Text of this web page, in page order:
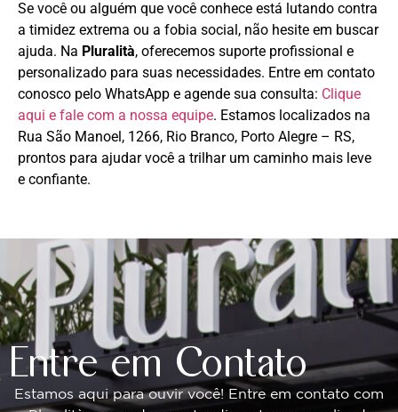
Se você ou alguém que você conhece está lutando contra
a timidez extrema ou a fobia social, não hesite em buscar
ajuda. Na Pluralità, oferecemos suporte profissional e
personalizado para suas necessidades. Entre em contato
conosco pelo WhatsApp e agende sua consulta: Clique
aqui e fale com a nossa equipe. Estamos localizados na
Rua São Manoel, 1266, Rio Branco, Porto Alegre – RS,
prontos para ajudar você a trilhar um caminho mais leve
e confiante.
Entre em Contato
Estamos aqui para ouvir você! Entre em contato com